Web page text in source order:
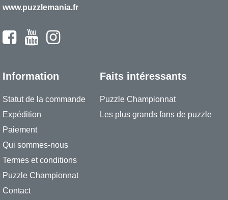
www.puzzlemania.fr
Information
Statut de la commande
Expédition
Paiement
Qui sommes-nous
Termes et conditions
Puzzle Championnat
Contact
Faits intéressants
Puzzle Championnat
Les plus grands fans de puzzle